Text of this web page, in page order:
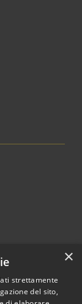
×
strettamente
del sito,